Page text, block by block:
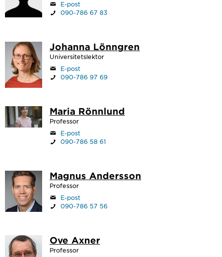
E-post
090-786 67 83
Johanna Lönngren
Universitetslektor
E-post
090-786 97 69
Maria Rönnlund
Professor
E-post
090-786 58 61
Magnus Andersson
Professor
E-post
090-786 57 56
Ove Axner
Professor